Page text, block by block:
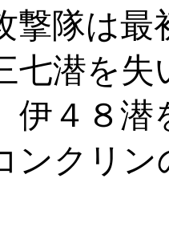
隊は最
七潜を
伊４８
ンクリ